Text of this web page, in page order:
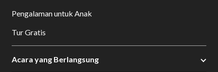
Pengalaman untuk Anak
Tur Gratis
Acara yang Berlangsung